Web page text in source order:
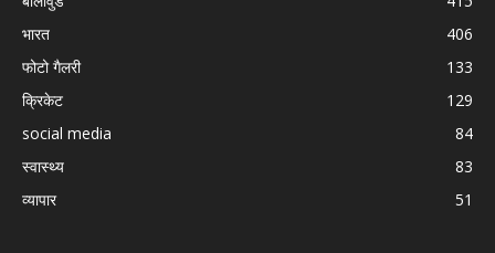
भारत
406
फोटो गैलरी
133
क्रिकेट
129
social media
84
स्वास्थ्य
83
व्यापार
51